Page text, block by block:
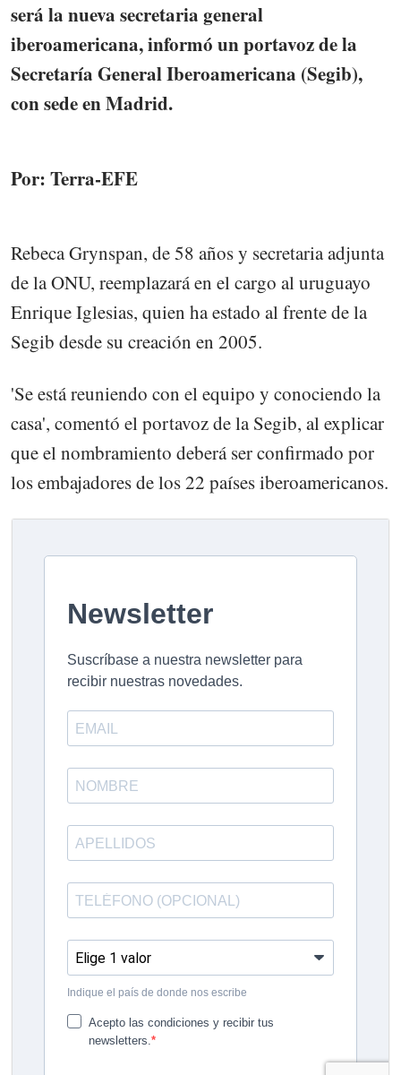
será la nueva secretaria general
iberoamericana, informó un portavoz de la
Secretaría General Iberoamericana (Segib),
con sede en Madrid.
Por: Terra-EFE
Rebeca Grynspan, de 58 años y secretaria adjunta
de la ONU, reemplazará en el cargo al uruguayo
Enrique Iglesias, quien ha estado al frente de la
Segib desde su creación en 2005.
'Se está reuniendo con el equipo y conociendo la
casa', comentó el portavoz de la Segib, al explicar
que el nombramiento deberá ser confirmado por
los embajadores de los 22 países iberoamericanos.